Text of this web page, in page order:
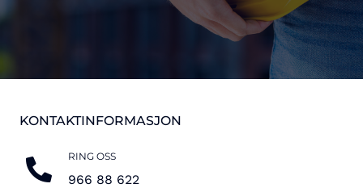
KONTAKTINFORMASJON
RING OSS
966 88 622